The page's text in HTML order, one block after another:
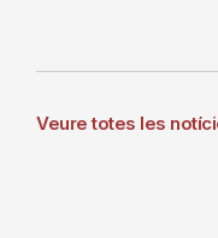
Veure totes les